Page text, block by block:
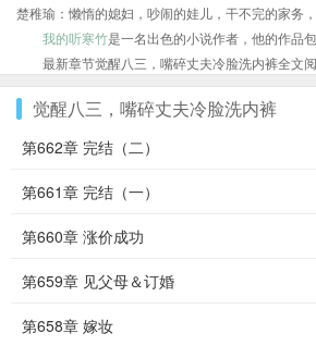
楚稚瑜：懒惰的媳妇，吵闹的娃儿，干不完的家务，
我的听寒竹是一名出色的小说作者，他的作品
最新章节觉醒八三，嘴碎丈夫冷脸洗内裤全文
觉醒八三，嘴碎丈夫冷脸洗内裤
第662章 完结（二）
第661章 完结（一）
第660章 涨价成功
第659章 见父母＆订婚
第658章 嫁妆